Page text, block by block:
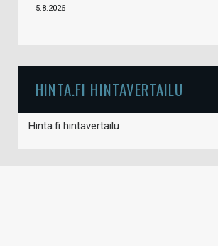
5.8.2026
HINTA.FI HINTAVERTAILU
Hinta.fi hintavertailu